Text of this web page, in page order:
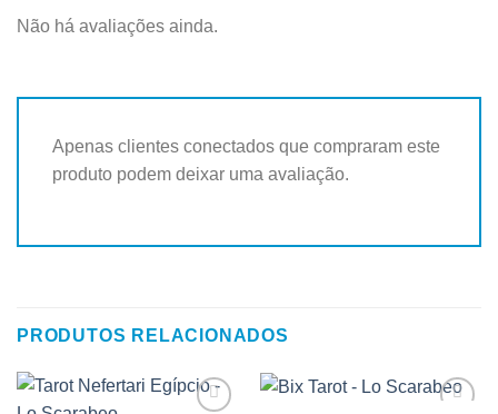
Não há avaliações ainda.
Apenas clientes conectados que compraram este
produto podem deixar uma avaliação.
PRODUTOS RELACIONADOS